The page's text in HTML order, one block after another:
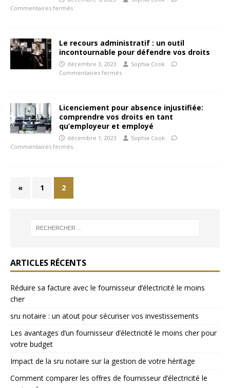
Commentaires fermés
Le recours administratif : un outil
incontournable pour défendre vos droits
décembre 3, 2023
Sophia Cook
Commentaires fermés
Licenciement pour absence injustifiée:
comprendre vos droits en tant
qu’employeur et employé
décembre 1, 2023
Sophia Cook
Commentaires fermés
« 1 2
ARTICLES RÉCENTS
Réduire sa facture avec le fournisseur d’électricité le moins
cher
sru notaire : un atout pour sécuriser vos investissements
Les avantages d’un fournisseur d’électricité le moins cher pour
votre budget
Impact de la sru notaire sur la gestion de votre héritage
Comment comparer les offres de fournisseur d’électricité le